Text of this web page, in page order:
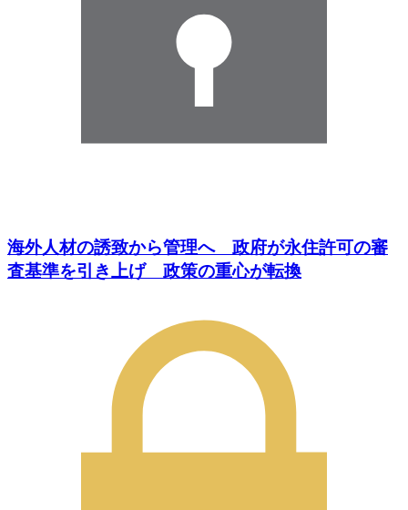
海外人材の誘致から管理へ 政府が永住許可の審
査基準を引き上げ 政策の重心が転換